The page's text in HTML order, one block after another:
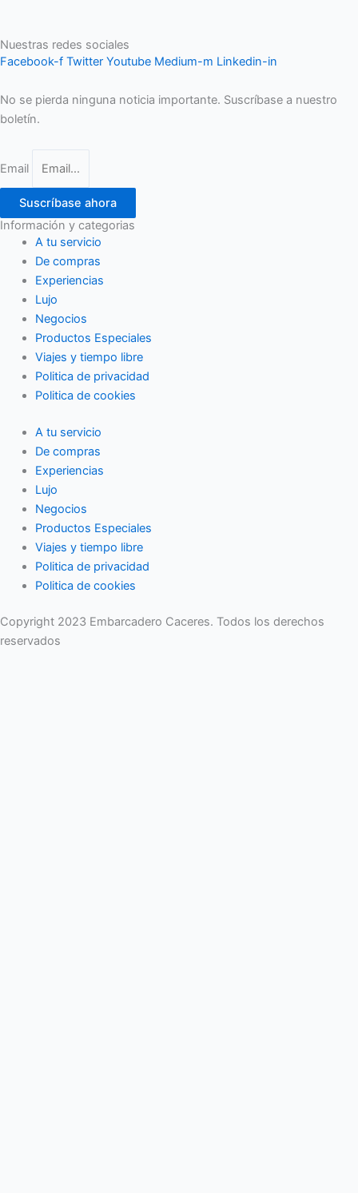
Nuestras redes sociales
Facebook-f Twitter Youtube Medium-m Linkedin-in
No se pierda ninguna noticia importante. Suscríbase a nuestro
boletín.
Email
Suscríbase ahora
Información y categorias
A tu servicio
De compras
Experiencias
Lujo
Negocios
Productos Especiales
Viajes y tiempo libre
Politica de privacidad
Politica de cookies
A tu servicio
De compras
Experiencias
Lujo
Negocios
Productos Especiales
Viajes y tiempo libre
Politica de privacidad
Politica de cookies
Copyright 2023 Embarcadero Caceres. Todos los derechos
reservados